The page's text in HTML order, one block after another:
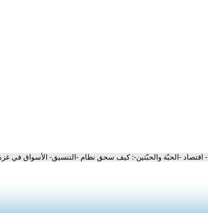
- اقتصاد -الحبّة والحبّتين-: كيف سحق نظام -التنسيق- الأسواق في غزة وقفز